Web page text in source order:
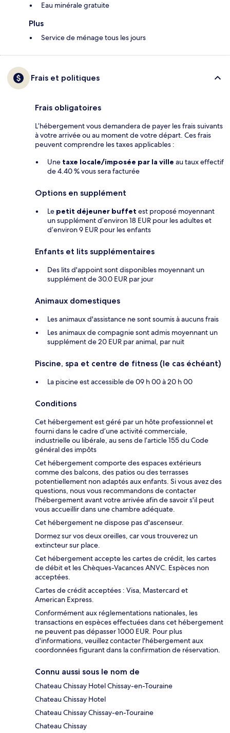
Eau minérale gratuite
Plus
Service de ménage tous les jours
Frais et politiques
Frais obligatoires
L’hébergement vous demandera de payer les frais suivants
à votre arrivée ou au moment de votre départ. Ces frais
peuvent comprendre les taxes applicables :
Une taxe locale/imposée par la ville au taux effectif
de 4.40 % vous sera facturée
Options en supplément
Le petit déjeuner buffet est proposé moyennant
un supplément d’environ 18 EUR pour les adultes et
d’environ 9 EUR pour les enfants
Enfants et lits supplémentaires
Des lits d'appoint sont disponibles moyennant un
supplément de 30.0 EUR par jour
Animaux domestiques
Les animaux d'assistance ne sont soumis à aucuns frais
Les animaux de compagnie sont admis moyennant un
supplément de 20 EUR par animal, par nuit
Piscine, spa et centre de fitness (le cas échéant)
La piscine est accessible de 09 h 00 à 20 h 00
Conditions
Cet hébergement est géré par un hôte professionnel et
fourni dans le cadre d’une activité commerciale,
industrielle ou libérale, au sens de l’article 155 du Code
général des impôts
Cet hébergement comporte des espaces extérieurs
comme des balcons, des patios ou des terrasses
potentiellement non adaptés aux enfants. Si vous avez des
questions, nous vous recommandons de contacter
l'hébergement avant votre arrivée afin de savoir s'il peut
vous accueillir dans une chambre adéquate.
Cet hébergement ne dispose pas d'ascenseur.
Dormez sur vos deux oreilles, car vous trouverez un
extincteur sur place.
Cet hébergement accepte les cartes de crédit, les cartes
de débit et les Chèques-Vacances ANVC. Espèces non
acceptées.
Cartes de crédit acceptées : Visa, Mastercard et
American Express.
Conformément aux réglementations nationales, les
transactions en espèces effectuées dans cet hébergement
ne peuvent pas dépasser 1000 EUR. Pour plus
d'informations, veuillez contacter l'hébergement aux
coordonnées figurant dans la confirmation de réservation.
Connu aussi sous le nom de
Chateau Chissay Hotel Chissay-en-Touraine
Chateau Chissay Hotel
Chateau Chissay Chissay-en-Touraine
Chateau Chissay